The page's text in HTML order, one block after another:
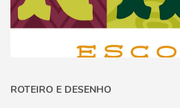
ROTEIRO E DESENHO